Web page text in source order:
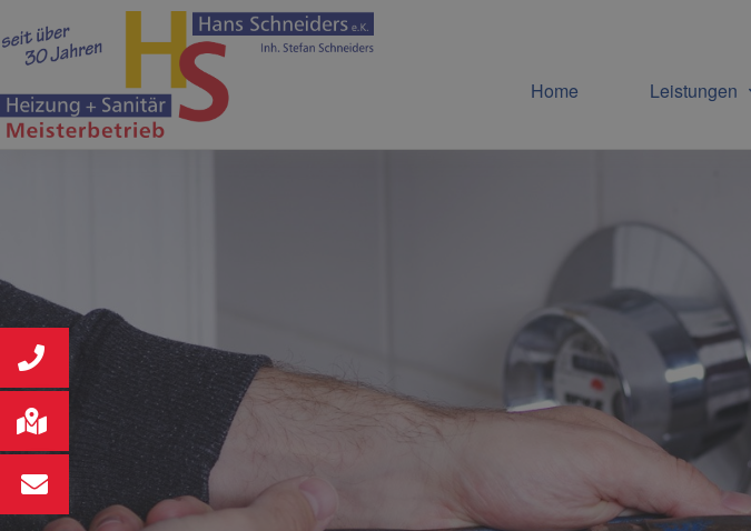
Home Leistungen